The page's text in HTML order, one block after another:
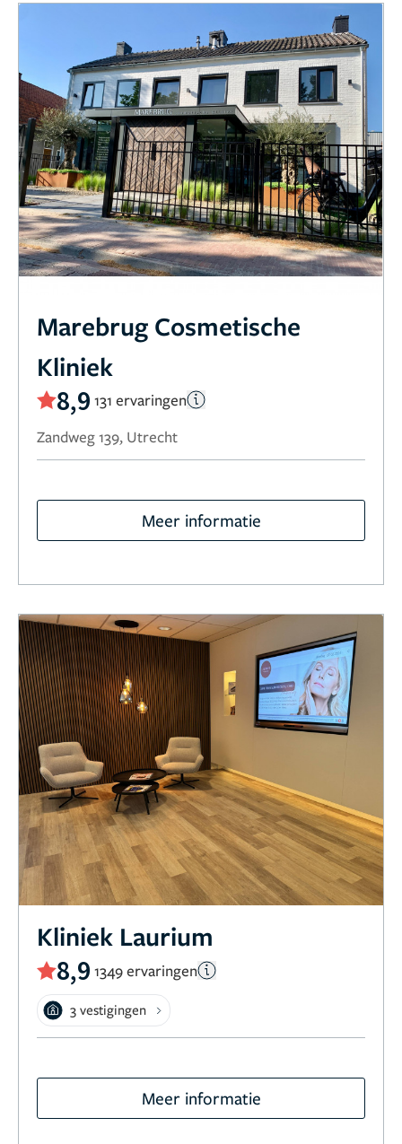
Marebrug Cosmetische
Kliniek
8,9 131 ervaringen
Zandweg 139, Utrecht
Meer informatie
Kliniek Laurium
8,9 1349 ervaringen
3 vestigingen
Meer informatie